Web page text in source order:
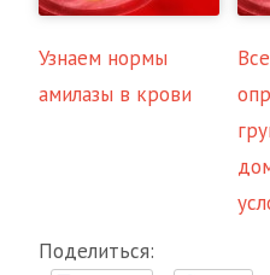
Узнаем нормы
амилазы в крови
Поделиться: